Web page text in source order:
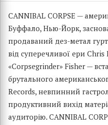
CANNIBAL CORPSE —
Буффало, Нью-Йорк,
продаваний дез-метал гурт
від суперечливої ери Chris
«Corpsegrinder» Fisher —
брутального
Records, невпинний
продуктивний вихід
аудиторію. CANNIBAL